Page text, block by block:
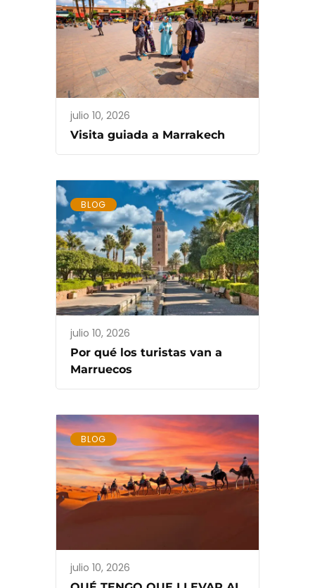
julio 10, 2026
Visita guiada a Marrakech
BLOG
julio 10, 2026
Por qué los turistas van a
Marruecos
BLOG
julio 10, 2026